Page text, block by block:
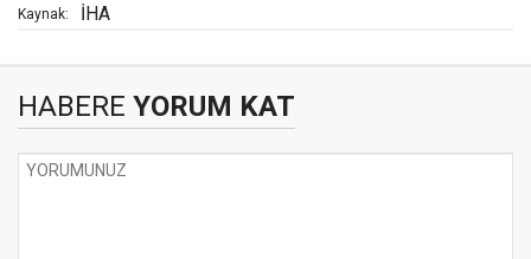
Kaynak: İHA
HABERE YORUM KAT